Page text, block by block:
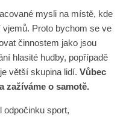
mysli na místě, kde
Proto bychom se ve
činnostem jako jsou
hlasité hudby, popřípadě
větší skupina lidí. Vůbec
zažíváme o samotě.
odpočinku sport,